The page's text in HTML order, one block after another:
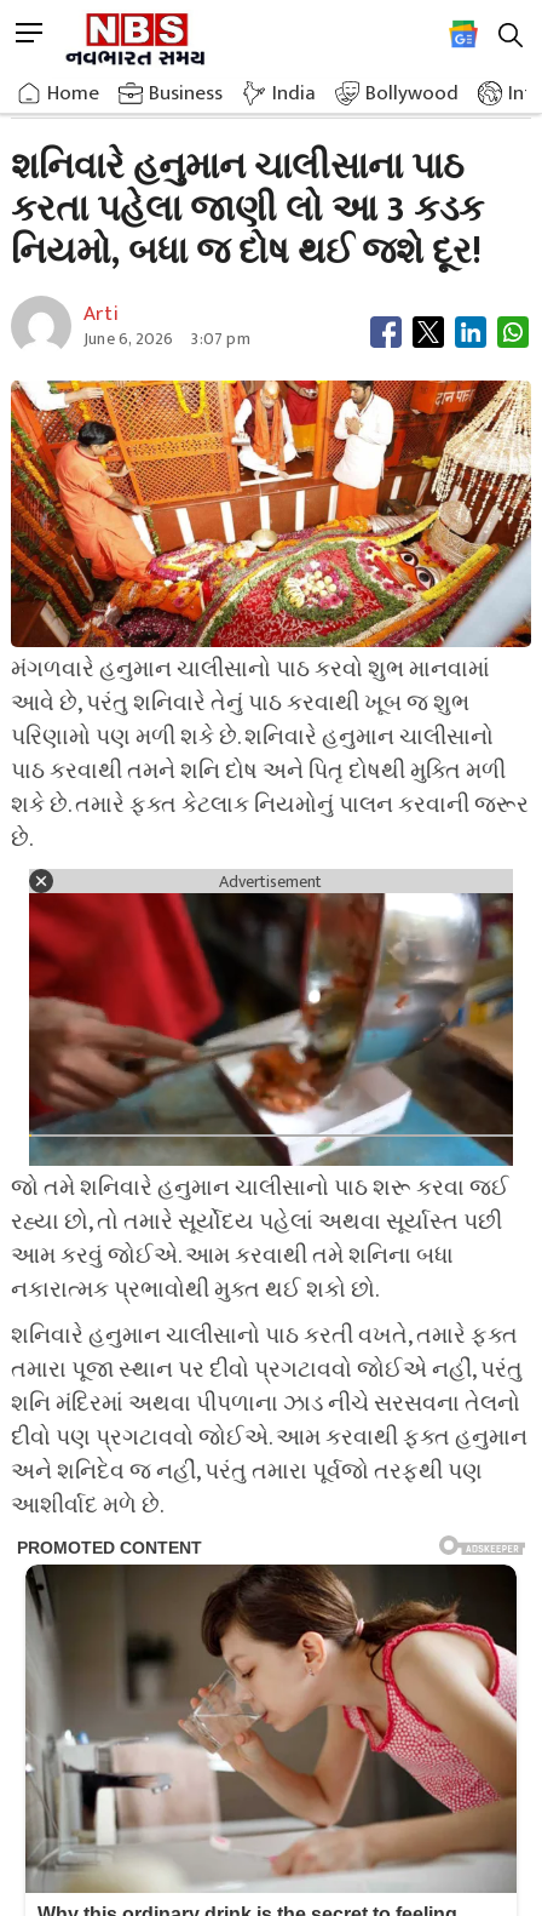
to
content
M
n
u
u
t
o
Home Business India Bollywood
Home»Astrology»Before Reciting Hanuman Chalisa On Saturday
શનિવારે હનુમાન ચાલીસાના પાઠ
કરતા પહેલા જાણી લો આ 3 કડક
નિયમો, બધા જ દોષ થઈ જશે દૂર!
Arti
June 6, 2026 3:07 pm
મંગળવારે હનુમાન ચાલીસાનો પાઠ કરવો શુભ માનવામાં
આવે છે, પરંતુ શનિવારે તેનું પાઠ કરવાથી ખૂબ જ શુભ
પરિણામો પણ મળી શકે છે. શનિવારે હનુમાન ચાલીસાનો
પાઠ કરવાથી તમને શનિ દોષ અને પિતૃ દોષથી મુક્તિ મળી
શકે છે. તમારે ફક્ત કેટલાક નિયમોનું પાલન કરવાની જરૂર
છે.
Advertisement
જો તમે શનિવારે હનુમાન ચાલીસાનો પાઠ શરૂ કરવા જઈ
રહ્યા છો, તો તમારે સૂર્યોદય પહેલાં અથવા સૂર્યાસ્ત પછી
આમ કરવું જોઈએ. આમ કરવાથી તમે શનિના બધા
નકારાત્મક પ્રભાવોથી મુક્ત થઈ શકો છો.
શનિવારે હનુમાન ચાલીસાનો પાઠ કરતી વખતે, તમારે ફક્ત
તમારા પૂજા સ્થાન પર દીવો પ્રગટાવવો જોઈએ નહીં, પરંતુ
શનિ મંદિરમાં અથવા પીપળાના ઝાડ નીચે સરસવના તેલનો
દીવો પણ પ્રગટાવવો જોઈએ. આમ કરવાથી ફક્ત હનુમાન
અને શનિદેવ જ નહીં, પરંતુ તમારા પૂર્વજો તરફથી પણ
આશીર્વાદ મળે છે.